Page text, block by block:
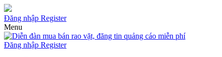
Đăng nhập Register
Menu
Đăng nhập Register